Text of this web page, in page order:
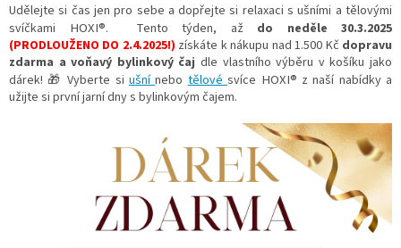
Udělejte si čas jen pro sebe a dopřejte si relaxaci s ušními a tělovými
svíčkami HOXI®. Tento týden, až do neděle 30.3.2025
(PRODLOUŽENO DO 2.4.2025!) získáte k nákupu nad 1.500 Kč dopravu
zdarma a voňavý bylinkový čaj dle vlastního výběru v košíku jako
dárek! 🎁 Vyberte si ušnínebo tělovésvíce HOXI® z naší nabídky a
užijte si první jarní dny s bylinkovým čajem.